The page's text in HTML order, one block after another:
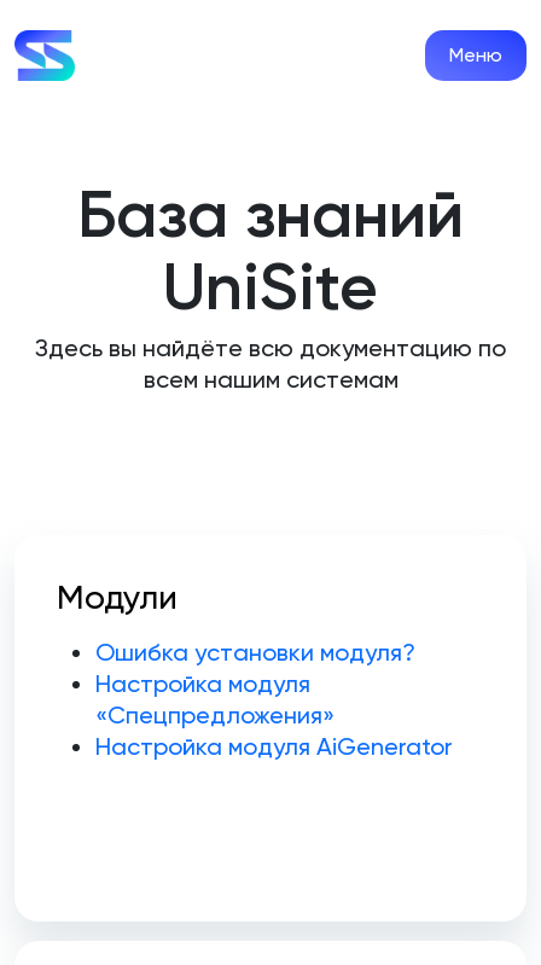
Меню
База знаний
UniSite
Здесь вы найдёте всю документацию по
всем нашим системам
Модули
Ошибка установки модуля?
Настройка модуля
«Спецпредложения»
Настройка модуля AiGenerator